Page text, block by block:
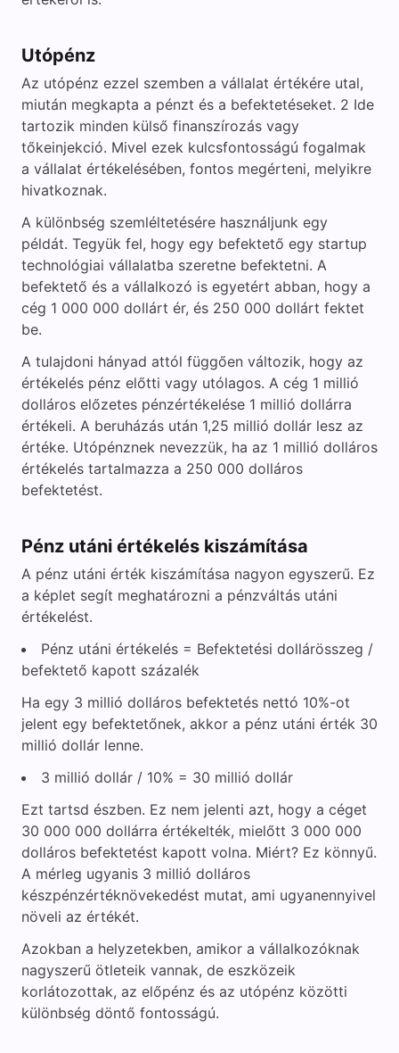
Utópénz
Az utópénz ezzel szemben a vállalat értékére utal,
miután megkapta a pénzt és a befektetéseket. 2 Ide
tartozik minden külső finanszírozás vagy
tőkeinjekció. Mivel ezek kulcsfontosságú fogalmak
a vállalat értékelésében, fontos megérteni, melyikre
hivatkoznak.
A különbség szemléltetésére használjunk egy
példát. Tegyük fel, hogy egy befektető egy startup
technológiai vállalatba szeretne befektetni. A
befektető és a vállalkozó is egyetért abban, hogy a
cég 1 000 000 dollárt ér, és 250 000 dollárt fektet
be.
A tulajdoni hányad attól függően változik, hogy az
értékelés pénz előtti vagy utólagos. A cég 1 millió
dolláros előzetes pénzértékelése 1 millió dollárra
értékeli. A beruházás után 1,25 millió dollár lesz az
értéke. Utópénznek nevezzük, ha az 1 millió dolláros
értékelés tartalmazza a 250 000 dolláros
befektetést.
Pénz utáni értékelés kiszámítása
A pénz utáni érték kiszámítása nagyon egyszerű. Ez
a képlet segít meghatározni a pénzváltás utáni
értékelést.
Pénz utáni értékelés = Befektetési dollárösszeg /
befektető kapott százalék
Ha egy 3 millió dolláros befektetés nettó 10%-ot
jelent egy befektetőnek, akkor a pénz utáni érték 30
millió dollár lenne.
3 millió dollár / 10% = 30 millió dollár
Ezt tartsd észben. Ez nem jelenti azt, hogy a céget
30 000 000 dollárra értékelték, mielőtt 3 000 000
dolláros befektetést kapott volna. Miért? Ez könnyű.
A mérleg ugyanis 3 millió dolláros
készpénzértéknövekedést mutat, ami ugyanennyivel
növeli az értékét.
Azokban a helyzetekben, amikor a vállalkozóknak
nagyszerű ötleteik vannak, de eszközeik
korlátozottak, az előpénz és az utópénz közötti
különbség döntő fontosságú.